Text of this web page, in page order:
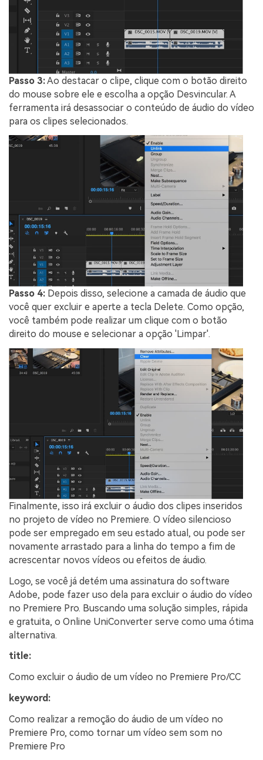
Passo 3:Ao destacar o clipe, clique com o botão direito
do mouse sobre ele e escolha a opção Desvincular. A
ferramenta irá desassociar o conteúdo de áudio do vídeo
para os clipes selecionados.
Passo 4: Depois disso, selecione a camada de áudio que
você quer excluir e aperte a tecla Delete. Como opção,
você também pode realizar um clique com o botão
direito do mouse e selecionar a opção 'Limpar'.
Finalmente, isso irá excluir o áudio dos clipes inseridos
no projeto de vídeo no Premiere. O vídeo silencioso
pode ser empregado em seu estado atual, ou pode ser
novamente arrastado para a linha do tempo a fim de
acrescentar novos vídeos ou efeitos de áudio.
Logo, se você já detém uma assinatura do software
Adobe, pode fazer uso dela para excluir o áudio do vídeo
no Premiere Pro. Buscando uma solução simples, rápida
e gratuita, o Online UniConverter serve como uma ótima
alternativa.
title:
Como excluir o áudio de um vídeo no Premiere Pro/CC
keyword:
Como realizar a remoção do áudio de um vídeo no
Premiere Pro, como tornar um vídeo sem som no
Premiere Pro